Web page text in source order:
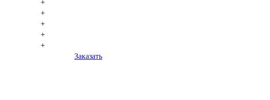
+
+
+
+
+
Заказать